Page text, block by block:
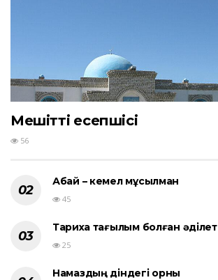
Мешіттің есепшісі
56
Абай – кемел мұсылман
45
Тарихқа тағылым болған әділет
25
Намаздың діндегі орны